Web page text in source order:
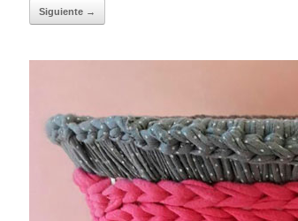
Siguiente →